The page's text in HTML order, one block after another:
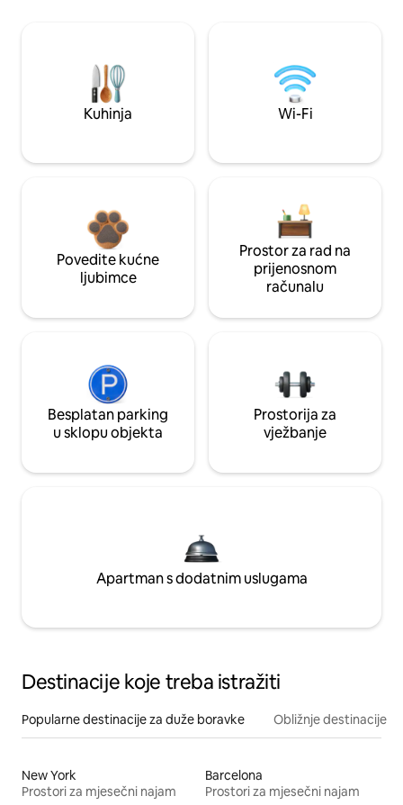
Kuhinja Wi-Fi
Povedite kućne
ljubimce
Prostor za rad na
prijenosnom
računalu
Besplatan parking
u sklopu objekta
Prostorija za
vježbanje
Apartman s dodatnim uslugama
Destinacije koje treba istražiti
Popularne destinacije za duže boravke Obližnje destinacije
New York
Prostori za mjesečni najam
Barcelona
Prostori za mjesečni najam